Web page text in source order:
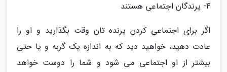
4- پرندگان اجتماعی هستند
اگر برای اجتماعی کردن پرنده تان وقت بگذارید و او را
عادت دهید، خواهید دید که به اندازه یک گربه و یا حتی
بیشتر از او اجتماعی می شود و شما را دوست خواهد